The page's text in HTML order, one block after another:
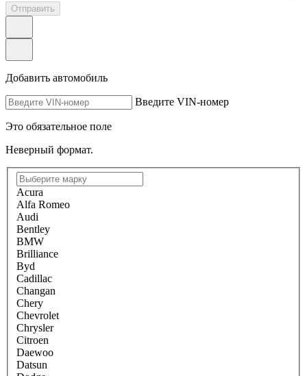
Отправить
Добавить автомобиль
Введите VIN-номер
Это обязательное поле
Неверный формат.
Acura
Alfa Romeo
Audi
Bentley
BMW
Brilliance
Byd
Cadillac
Changan
Chery
Chevrolet
Chrysler
Citroen
Daewoo
Datsun